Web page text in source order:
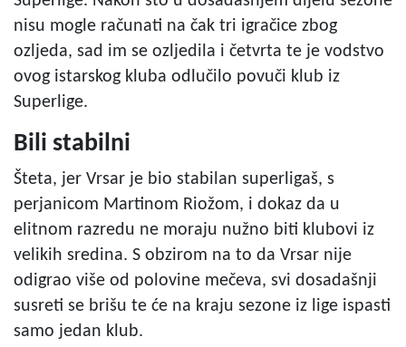
nisu mogle računati na čak tri igračice zbog
ozljeda, sad im se ozljedila i četvrta te je vodstvo
ovog istarskog kluba odlučilo povuči klub iz
Superlige.
Bili stabilni
Šteta, jer Vrsar je bio stabilan superligaš, s
perjanicom Martinom Riožom, i dokaz da u
elitnom razredu ne moraju nužno biti klubovi iz
velikih sredina. S obzirom na to da Vrsar nije
odigrao više od polovine mečeva, svi dosadašnji
susreti se brišu te će na kraju sezone iz lige ispasti
samo jedan klub.